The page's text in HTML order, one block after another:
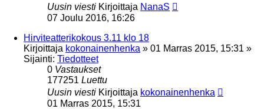
Uusin viesti Kirjoittaja NanaS
07 Joulu 2016, 16:26
Hirviteatterikokous 3.11 klo 18
Kirjoittaja kokonainenhenka » 01 Marras 2015, 15:31 »
Sijainti: Tiedotteet
0 Vastaukset
177251 Luettu
Uusin viesti Kirjoittaja kokonainenhenka
01 Marras 2015, 15:31